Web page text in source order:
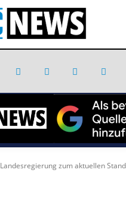
Landesregierung zum aktuellen